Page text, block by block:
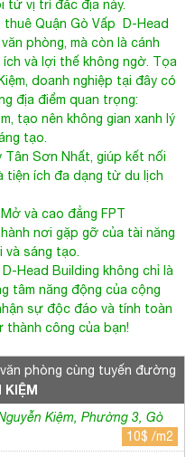
từ vị trí đắc địa này.
Quận Gò Vấp D-Head
phòng, mà còn là cánh
và lợi thế không ngờ. Tọa
doanh nghiệp tại đây có
địa điểm quan trọng:
tạo nên không gian xanh lý
tạo.
Tân Sơn Nhất, giúp kết nối
ích đa dạng từ du lịch
và cao đẳng FPT
nơi gặp gỡ của tài năng
sáng tạo.
Head Building không chỉ là
tâm năng động của cộng
sự độc đáo và tính toàn
thành công của bạn!
phòng cùng tuyến đường
KIỆM
Kiệm, Phường 3, Gò
10$ /m2